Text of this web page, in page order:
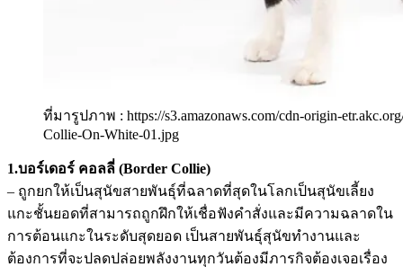
ที่มารูปภาพ : https://s3.amazonaws.com/cdn-origin-
Collie-On-White-01.jpg
1.บอร์เดอร์ คอลลี่ (Border Collie)
– ถูกยกให้เป็นสุนัขสายพันธุ์ที่ฉลาดที่สุดในโลกเป็นสุนัขเลี้ยง
แกะชั้นยอดที่สามารถถูกฝึกให้เชื่อฟังคำสั่งและมีความฉลาดใน
การต้อนแกะในระดับสุดยอด เป็นสายพันธุ์สุนัขทำงานและ
ต้องการที่จะปลดปล่อยพลังงานทุกวันต้องมีภารกิจต้องเจอเรื่อง